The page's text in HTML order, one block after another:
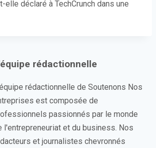
elle déclaré à TechCrunch dans une
rédactionnelle
rédactionnelle de Soutenons Nos
est composée de
passionnés par le monde
l'entrepreneuriat et du business. Nos
et journalistes chevronnés